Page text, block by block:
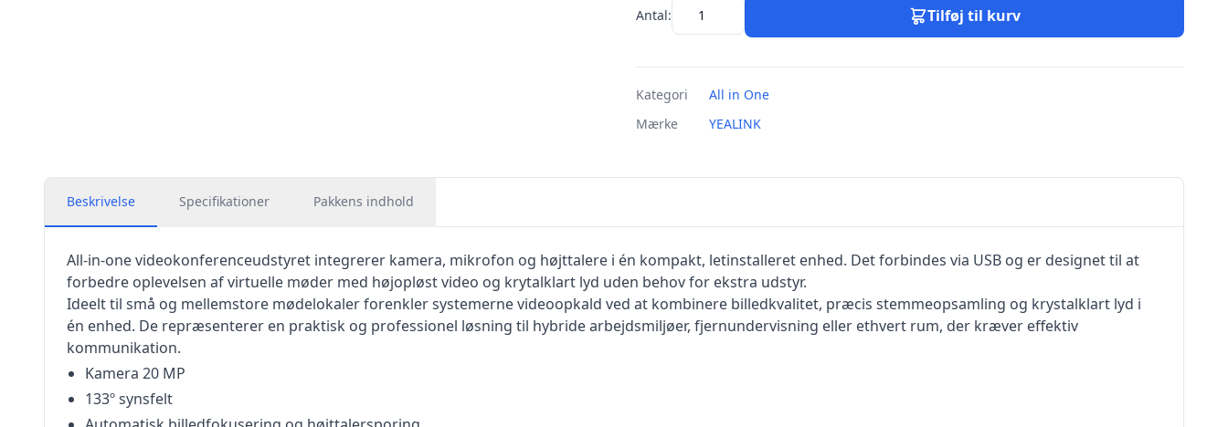
Antal: Tilføj til kurv
Kategori
All in One
Mærke
YEALINK
Beskrivelse Specifikationer Pakkens indhold
All-in-one videokonferenceudstyret integrerer kamera, mikrofon og højttalere i én kompakt, letinstalleret enhed. Det forbindes via USB og er designet til at
forbedre oplevelsen af virtuelle møder med højopløst video og krytalklart lyd uden behov for ekstra udstyr.
Ideelt til små og mellemstore mødelokaler forenkler systemerne videoopkald ved at kombinere billedkvalitet, præcis stemmeopsamling og krystalklart lyd i
én enhed. De repræsenterer en praktisk og professionel løsning til hybride arbejdsmiljøer, fjernundervisning eller ethvert rum, der kræver effektiv
kommunikation.
Kamera 20 MP
133º synsfelt